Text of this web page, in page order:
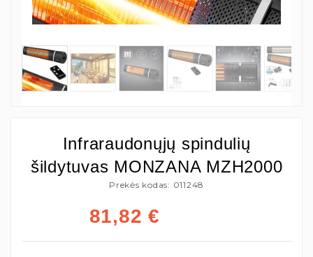
Infraraudonųjų spindulių
šildytuvas MONZANA MZH2000
Prekės kodas: 011248
81,82 €